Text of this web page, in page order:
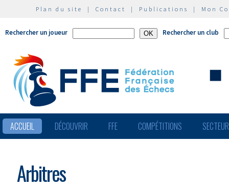
Plan du site | Contact | Publications | Mon
Rechercher un joueur Rechercher un club
ACCUEIL DÉCOUVRIR FFE COMPÉTITIONS
Arbitres